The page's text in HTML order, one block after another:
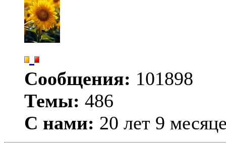
Сообщения: 101898
Темы: 486
С нами: 20 лет 9